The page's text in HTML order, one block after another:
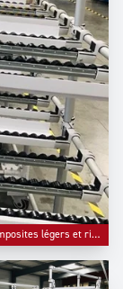
légers et rigides.